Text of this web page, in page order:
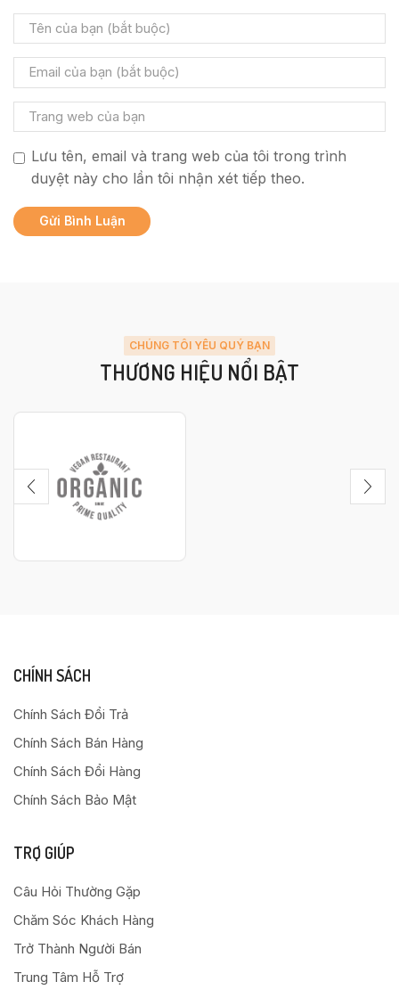
Lưu tên, email và trang web của tôi trong trình
duyệt này cho lần tôi nhận xét tiếp theo.
CHÚNG TÔI YÊU QUÝ BẠN
THƯƠNG HIỆU NỔI BẬT
CHÍNH SÁCH
Chính Sách Đổi Trả
Chính Sách Bán Hàng
Chính Sách Đổi Hàng
Chính Sách Bảo Mật
TRỢ GIÚP
Câu Hỏi Thường Gặp
Chăm Sóc Khách Hàng
Trở Thành Người Bán
Trung Tâm Hỗ Trợ